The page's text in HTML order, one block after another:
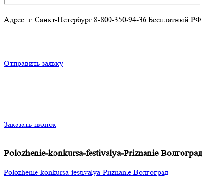
Адрес: г. Санкт-Петербург 8-800-350-94-36 Бесплатный РФ
Отправить заявку
Заказать звонок
Polozhenie-konkursa-festivalya-Priznanie Волгоград
Polozhenie-konkursa-festivalya-Priznanie Волгоград